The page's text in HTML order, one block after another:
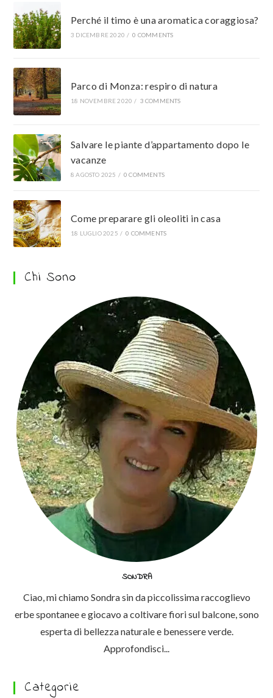
Perché il timo è una aromatica coraggiosa?
3 DICEMBRE 2020 / 0 COMMENTS
Parco di Monza: respiro di natura
18 NOVEMBRE 2020 / 3 COMMENTS
Salvare le piante d’appartamento dopo le
vacanze
8 AGOSTO 2025 / 0 COMMENTS
Come preparare gli oleoliti in casa
18 LUGLIO 2025 / 0 COMMENTS
Chi Sono
SONDRA
Ciao, mi chiamo Sondra sin da piccolissima raccoglievo
erbe spontanee e giocavo a coltivare fiori sul balcone, sono
esperta di bellezza naturale e benessere verde.
Approfondisci...
Categorie